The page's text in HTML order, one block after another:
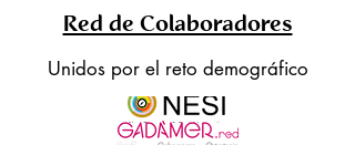
Red de Colaboradores
Unidos por el reto demográfico